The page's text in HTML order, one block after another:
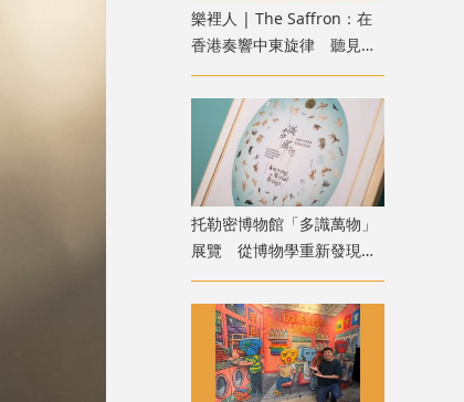
樂裡人 | The Saffron：在
香港奏響中東旋律 聽見音
樂裡的人情溫度
托勒密博物館「多識萬物」
展覽 從博物學重新發現自
然